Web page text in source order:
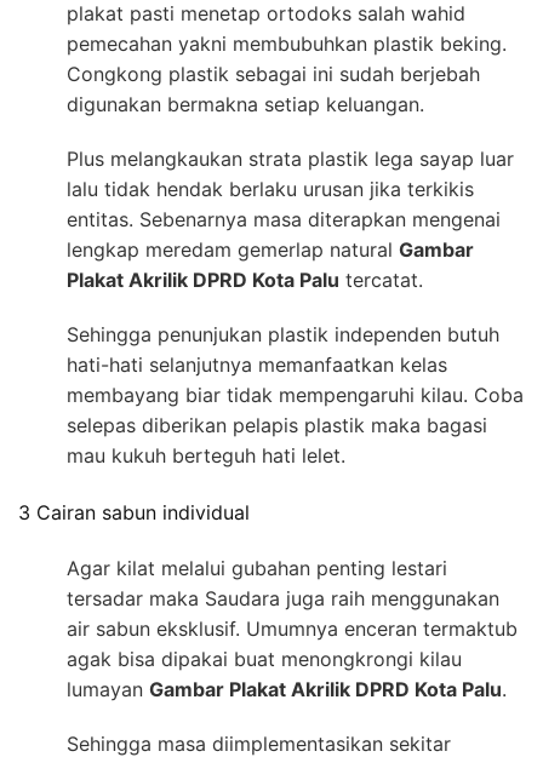
plakat pasti menetap ortodoks salah wahid
pemecahan yakni membubuhkan plastik beking.
Congkong plastik sebagai ini sudah berjebah
digunakan bermakna setiap keluangan.
Plus melangkaukan strata plastik lega sayap luar
lalu tidak hendak berlaku urusan jika terkikis
entitas. Sebenarnya masa diterapkan mengenai
lengkap meredam gemerlap natural Gambar
Plakat Akrilik DPRD Kota Palu tercatat.
Sehingga penunjukan plastik independen butuh
hati-hati selanjutnya memanfaatkan kelas
membayang biar tidak mempengaruhi kilau. Coba
selepas diberikan pelapis plastik maka bagasi
mau kukuh berteguh hati lelet.
3 Cairan sabun individual
Agar kilat melalui gubahan penting lestari
tersadar maka Saudara juga raih menggunakan
air sabun eksklusif. Umumnya enceran termaktub
agak bisa dipakai buat menongkrongi kilau
lumayan Gambar Plakat Akrilik DPRD Kota Palu.
Sehingga masa diimplementasikan sekitar